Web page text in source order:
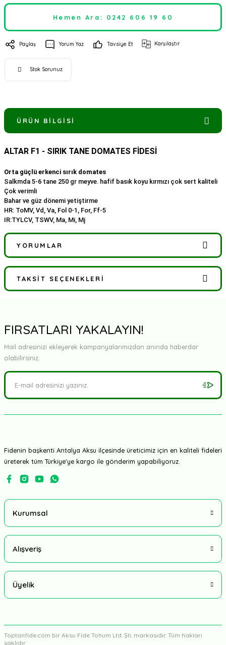
Hemen Ara: 0242 606 19 60
Paylaş Yorum Yaz Tavsiye Et Karşılaştır
Stok Sorunuz
ÜRÜN BILGISI
ALTAR F1 - SIRIK TANE DOMATES FİDESİ
Orta güçlü erkenci sırık domates
Salkmda 5-6 tane 250 gr meyve. hafif basık koyu kırmızı çok sert kaliteli
Çok verimli
Bahar ve güz dönemi yetiştirme
HR: ToMV, Vd, Va, Fol 0-1, For, Ff-5
IR:TYLCV, TSWV, Ma, Mi, Mj
YORUMLAR
Bu ürüne ilk yorumu siz yapın!
TAKSIT SEÇENEKLERI
FIRSATLARI YAKALAYIN!
Mail adresinizi ekleyerek kampanyalarımızdan anında haberdar
olabilirsiniz.
Fidenin başkenti Antalya Aksu ilçesinde üreticimiz için en kaliteli fideleri
üreterek tüm Türkiye'ye kargo ile gönderim yapabiliyoruz.
Kurumsal
Alışveriş
Üyelik
Toptanfide.com bir Aksu Fide Tohum Ltd. Şti. markasıdır. Tüm hakları
saklıdır